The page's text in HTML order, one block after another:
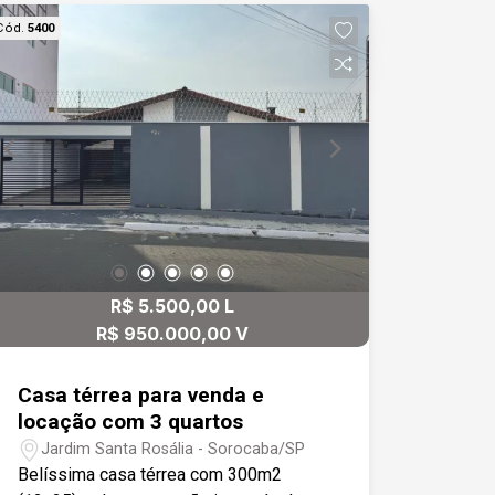
sofisticados - Lavabo moderno - Sala
de jantar aconchegante com piso em
confortáveis - Área gourmet completa
com churrasqueira, fogão e forno à
lenha - Piscina para momentos de lazer
e relaxamento - Garagem coberta para
até 3 veículos Localização privilegiada:
Situada em bairro nobre e bem
estruturado, a casa está a poucos
minutos do centro comercial de
Sorocaba, cercada por avenidas
importantes e próxima a hospital,
muito mais. Uma oportunidade única
para quem busca qualidade de vida,
praticidade e um imóvel diferenciado
em Sorocaba.
5400
R$ 5.500,00 L
R$ 950.000,00 V
Casa térrea para venda e
locação com 3 quartos
Jardim Santa Rosália - Sorocaba/SP
Belíssima casa térrea com 300m2